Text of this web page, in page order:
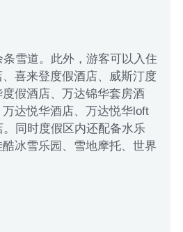
雪道。此外，游客可以入住
喜来登度假酒店、威斯汀度
假酒店、万达锦华套房酒
达悦华酒店、万达悦华loft
同时度假区内还配备水乐
冰雪乐园、雪地摩托、世界